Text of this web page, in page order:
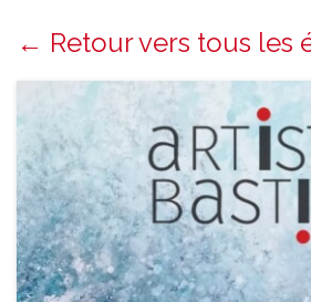
← Retour vers tous les